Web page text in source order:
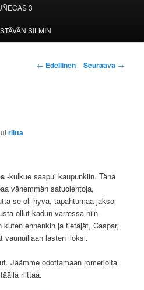
3
SILMIN
Artikkelien
← Edellinen Seuraava →
riitta
-kulkue saapui kaupunkiin. Tänä
vähemmän satuolentoja,
se oli hyvä, tapahtumaa jaksoi
ollut kadun varressa niin
ennenkin ja tietäjät, Caspar,
vaunuillaan lasten iloksi.
Jäämme odottamaan romerioita
riittää.